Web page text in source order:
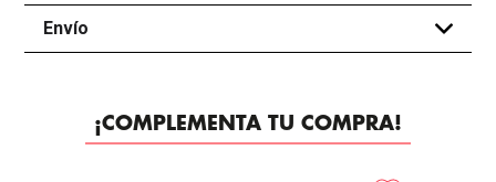
Envío +
¡COMPLEMENTA TU COMPRA!